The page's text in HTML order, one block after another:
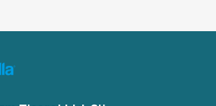
tabi olarak yapılır.
sizlerden bir miktar depozito
çıkışta yapılan kontrollerde